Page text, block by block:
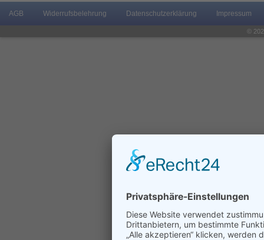
AGB Widerrufsbelehrung Datenschutzerklärung Impressum
©